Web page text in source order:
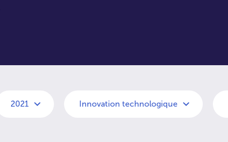
2021 Innovation technologique